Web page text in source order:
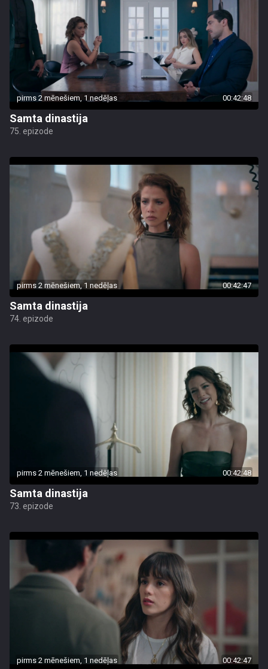
pirms 2 mēnešiem, 1 nedēļas 00:42:48
Samta dinastija
75. epizode
pirms 2 mēnešiem, 1 nedēļas 00:42:47
Samta dinastija
74. epizode
pirms 2 mēnešiem, 1 nedēļas 00:42:48
Samta dinastija
73. epizode
pirms 2 mēnešiem, 1 nedēļas 00:42:47